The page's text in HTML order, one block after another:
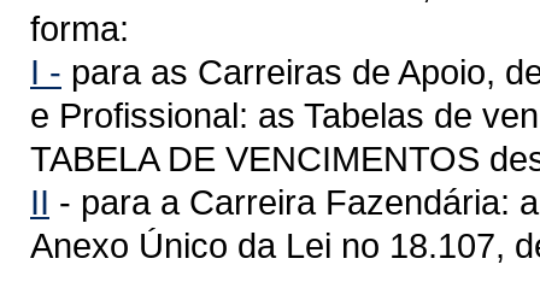
forma:
I - para as Carreiras de Apoio,
e Profissional: as Tabelas de
TABELA DE VENCIMENTOS
II - para a Carreira Fazendária:
Anexo Único da Lei no 18.107,